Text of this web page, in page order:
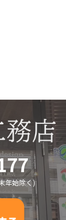
年始除く)